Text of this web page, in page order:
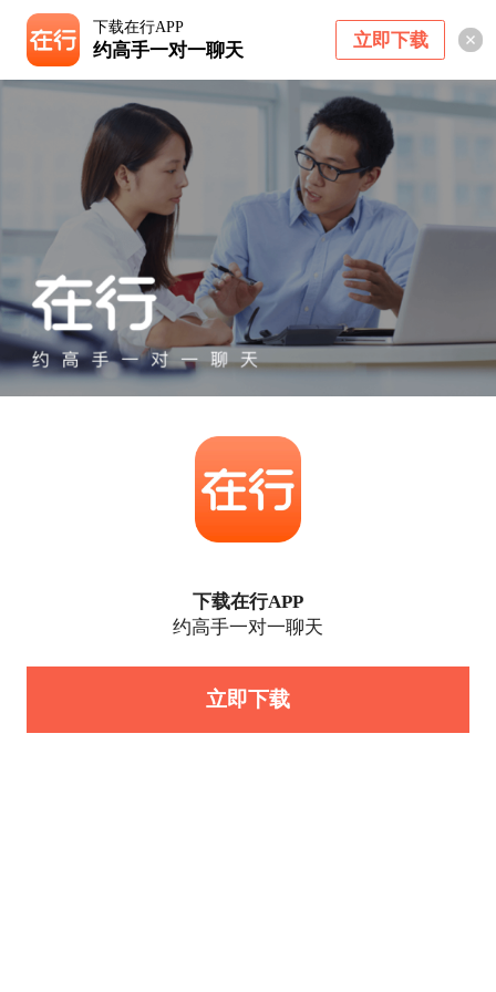
下载在行APP
约高手一对一聊天 立即下载
下载在行APP
约高手一对一聊天
立即下载